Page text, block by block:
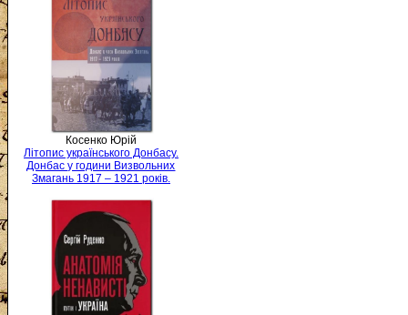
Косенко Юрій
Літопис українського Донбасу.
Донбас у години Визвольних
Змагань 1917 – 1921 років.